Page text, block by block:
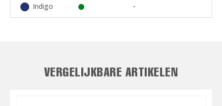
Indigo -
VERGELIJKBARE ARTIKELEN